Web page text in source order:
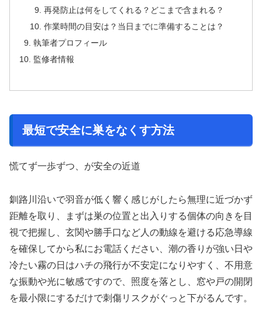
再発防止は何をしてくれる？どこまで含まれる？
作業時間の目安は？当日までに準備することは？
執筆者プロフィール
監修者情報
最短で安全に巣をなくす方法
慌てず一歩ずつ、が安全の近道
釧路川沿いで羽音が低く響く感じがしたら無理に近づかず
距離を取り、まずは巣の位置と出入りする個体の向きを目
視で把握し、玄関や勝手口など人の動線を避ける応急導線
を確保してから私にお電話ください、潮の香りが強い日や
冷たい霧の日はハチの飛行が不安定になりやすく、不用意
な振動や光に敏感ですので、照度を落とし、窓や戸の開閉
を最小限にするだけで刺傷リスクがぐっと下がるんです。